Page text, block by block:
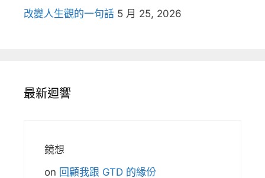
改變人生觀的一句話 5 月 25, 2026
最新迴響
鏡想
on 回顧我跟 GTD 的緣份